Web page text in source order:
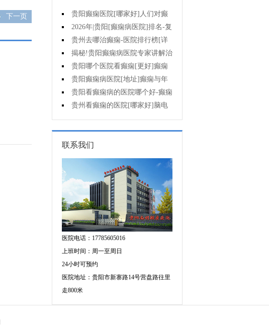
下一页
贵阳癫痫医院[哪家好]人们对癫
痫的认识会出现哪些误区?
2026年|贵阳[癫痫病医院]排名-复
杂癫痫的早期症状是什么?
贵州去哪治癫痫-医院排行榜[详
细排名]癫痫对孩子有哪些影响?
揭秘!贵阳癫痫病医院专家讲解治
疗癫痫的有效方法有哪些?
贵阳哪个医院看癫痫[更好]癫痫
大发作有哪些症状?
贵阳癫痫病医院[地址]癫痫与年
龄有关吗?
贵阳看癫痫病的医院哪个好-癫痫
病发能强行喂药吗?
贵州看癫痫的医院[哪家好]脑电
图异常原因是什么?
联系我们
医院电话：17785605016
上班时间：周一至周日
24小时可预约
医院地址：贵阳市新寨路14号营盘路往里
走800米